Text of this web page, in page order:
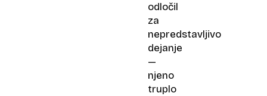
odločil
za
nepredstavljivo
dejanje
—
njeno
truplo